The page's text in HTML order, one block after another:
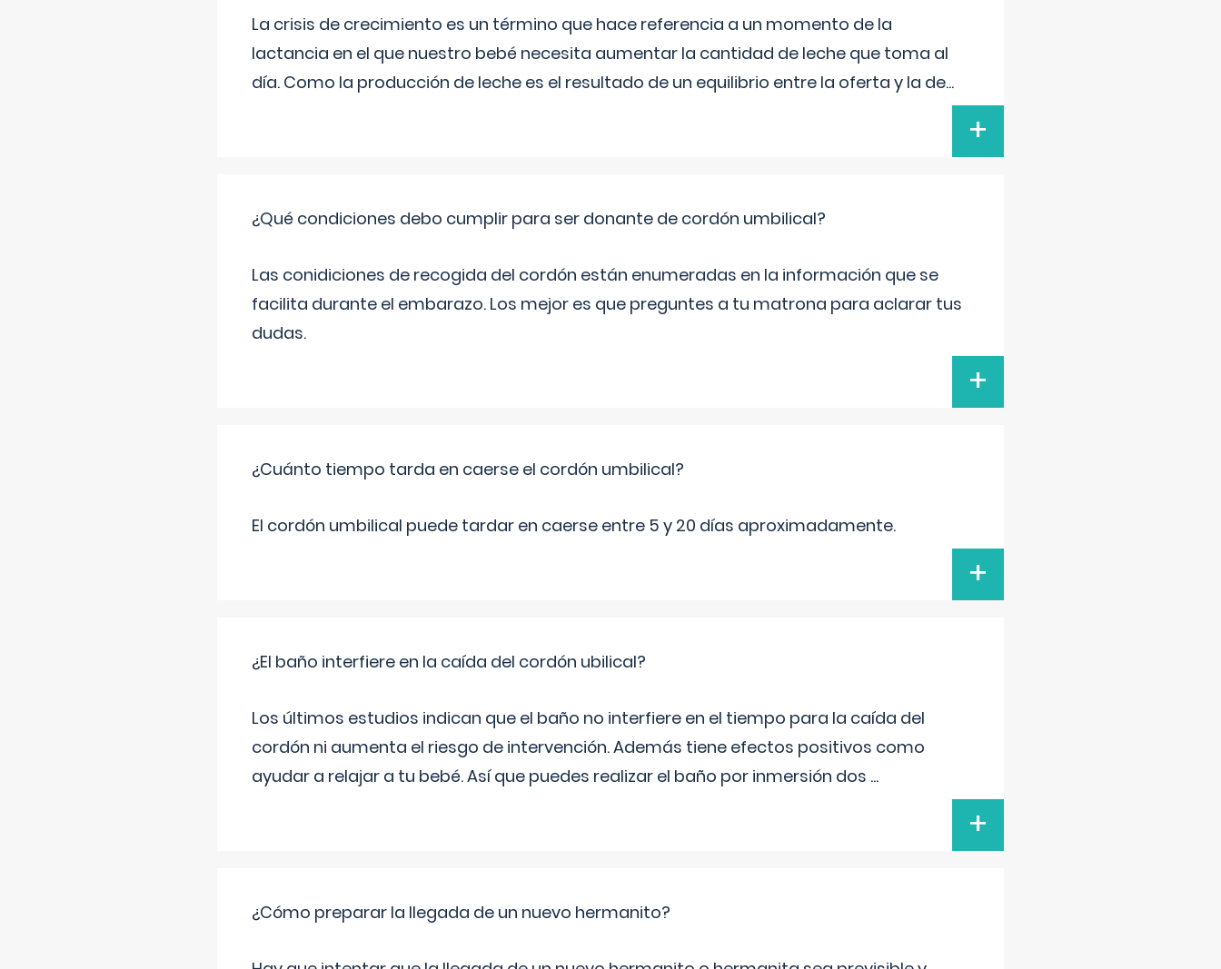
La crisis de crecimiento es un término que hace referencia a un momento de la
lactancia en el que nuestro bebé necesita aumentar la cantidad de leche que toma al
día. Como la producción de leche es el resultado de un equilibrio entre la oferta y la de...
+
¿Qué condiciones debo cumplir para ser donante de cordón umbilical?
Las conidiciones de recogida del cordón están enumeradas en la información que se
facilita durante el embarazo. Los mejor es que preguntes a tu matrona para aclarar tus
dudas.
+
¿Cuánto tiempo tarda en caerse el cordón umbilical?
El cordón umbilical puede tardar en caerse entre 5 y 20 días aproximadamente.
+
¿El baño interfiere en la caída del cordón ubilical?
Los últimos estudios indican que el baño no interfiere en el tiempo para la caída del
cordón ni aumenta el riesgo de intervención. Además tiene efectos positivos como
ayudar a relajar a tu bebé. Así que puedes realizar el baño por inmersión dos ...
+
¿Cómo preparar la llegada de un nuevo hermanito?